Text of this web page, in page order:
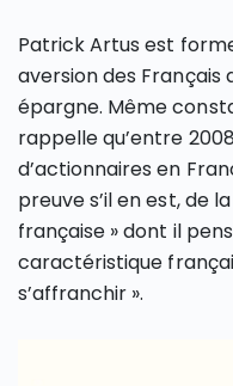
Patrick Artus est
aversion des Français
épargne. Même
rappelle qu’entre
d’actionnaires en
preuve s’il en est, de
française » dont il
caractéristique
s’affranchir ».